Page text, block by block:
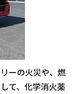
ーの火災や、燃
て、化学消火薬